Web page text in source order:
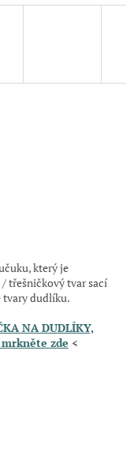
který je
třešničkový tvar sací
tvary dudlíku.
NA DUDLÍKY,
mrkněte zde <